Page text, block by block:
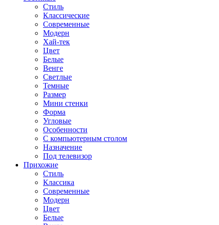
Стиль
Классические
Современные
Модерн
Хай-тек
Цвет
Белые
Венге
Светлые
Темные
Размер
Мини стенки
Форма
Угловые
Особенности
С компьютерным столом
Назначение
Под телевизор
Прихожие
Стиль
Классика
Современные
Модерн
Цвет
Белые